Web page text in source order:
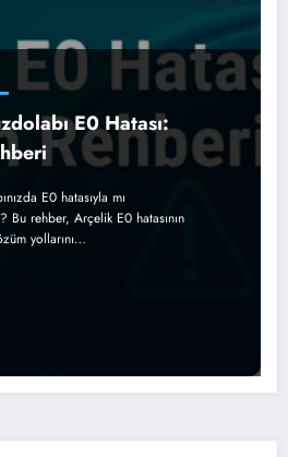
E0 Hatası:
E0 hatasıyla mı
Bu rehber, Arçelik E0 hatasının
yollarını…